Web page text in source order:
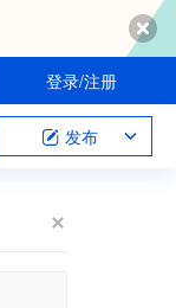
登录/注册
发布